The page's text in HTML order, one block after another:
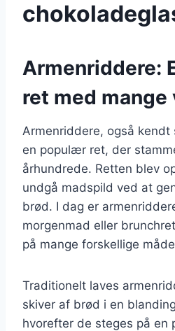
Armenriddere:
ret med
Armenriddere, også
en populær ret, der
århundrede. Retten blev
undgå madspild ved at
brød. I dag er
morgenmad eller
på mange forskellige
Traditionelt laves
skiver af brød i en
hvorefter de steges på en